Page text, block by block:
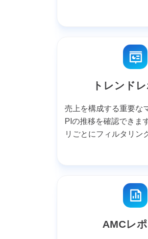
トレンド
売上を構成する重要な
PIの推移を確認できま
リごとにフィルタリン
AMCレ